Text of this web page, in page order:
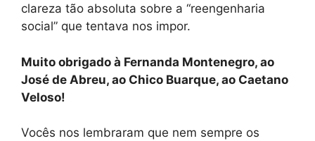
clareza tão absoluta sobre a “reengenharia
social” que tentava nos impor.
Muito obrigado à Fernanda Montenegro, ao
José de Abreu, ao Chico Buarque, ao Caetano
Veloso!
Vocês nos lembraram que nem sempre os